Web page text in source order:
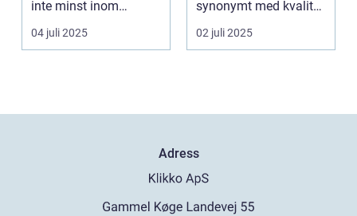
inte minst inom
skogsindustrin och ...
04 juli 2025
synonymt med kvalitet
och tradition i...
02 juli 2025
Adress